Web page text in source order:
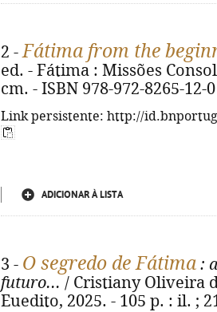
2 -Fátima from the
ed. - Fátima : Missões
cm. - ISBN 978-972-8265-12-0
Link persistente: http://
ADICIONAR À LISTA
3 - O segredo de Fátima :
futuro... / Cristiany Oliveira
Euedito, 2025. - 105 p. : il. ;